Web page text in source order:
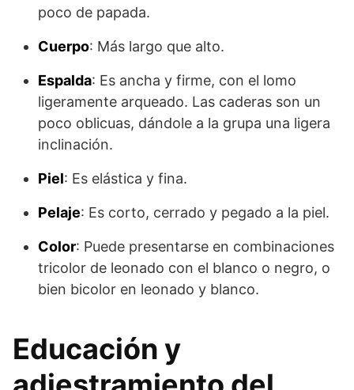
poco de papada.
Cuerpo: Más largo que alto.
Espalda: Es ancha y firme, con el lomo
ligeramente arqueado. Las caderas son un
poco oblicuas, dándole a la grupa una ligera
inclinación.
Piel: Es elástica y fina.
Pelaje: Es corto, cerrado y pegado a la piel.
Color: Puede presentarse en combinaciones
tricolor de leonado con el blanco o negro, o
bien bicolor en leonado y blanco.
Educación y